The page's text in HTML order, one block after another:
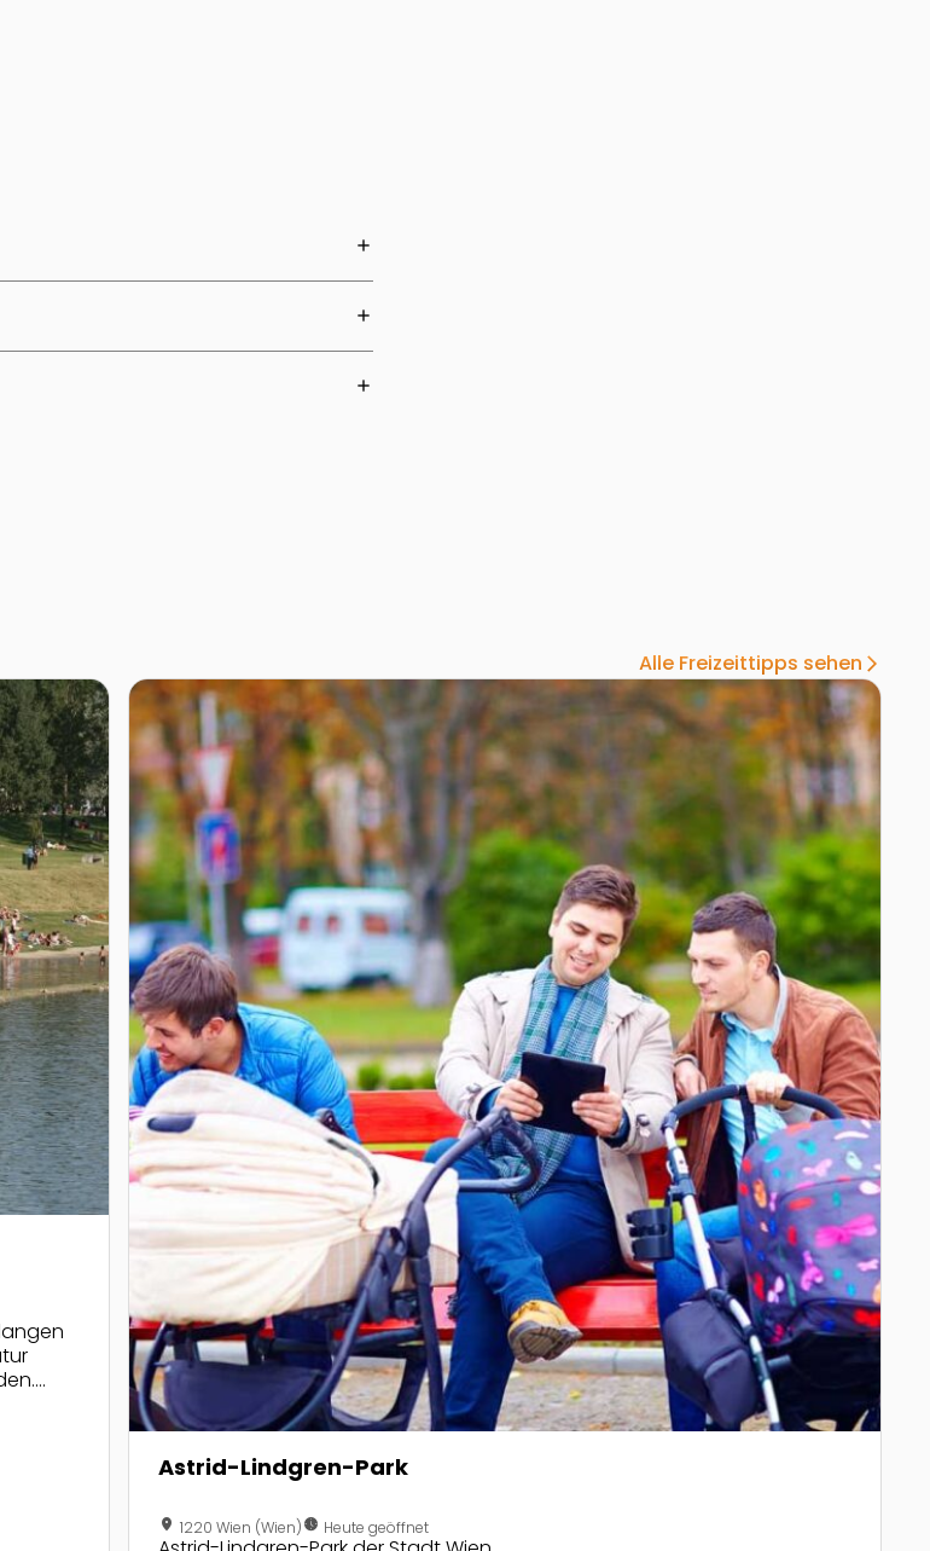
add
add
add
Alle Freizeittipps sehen arrow_forward_ios
Zur Detailseite von Astrid-Lindgren-Park
Astrid-Lindgren-Park
location_on 1220 Wien (Wien)nest_clock_farsight_analog Heute geöffnet